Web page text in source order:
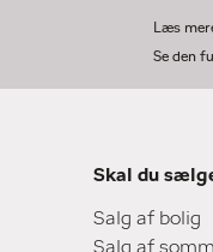
Læs
Se den
Skal du
Salg af bolig
Salg af